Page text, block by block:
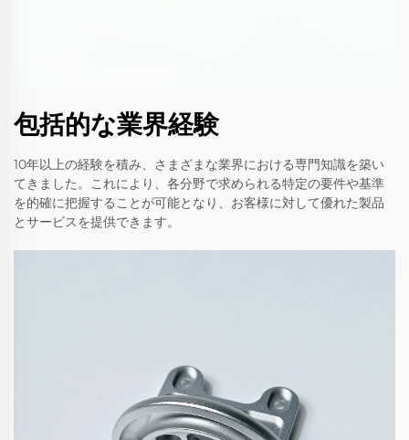
包括的な業界経験
10年以上の経験を積み、さまざまな業界における専門知識を築い
てきました。これにより、各分野で求められる特定の要件や基準
を的確に把握することが可能となり、お客様に対して優れた製品
とサービスを提供できます。